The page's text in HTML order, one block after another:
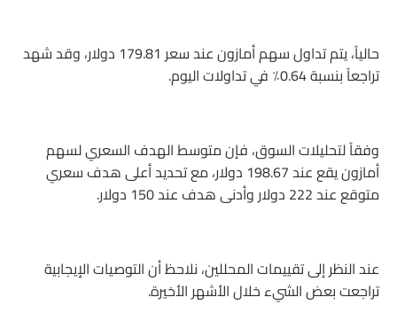
حالياً، يتم تداول سهم أمازون عند سعر 179.81 دولار، وقد شهد
تراجعاً بنسبة 0.64٪ في تداولات اليوم.
وفقاً لتحليلات السوق، فإن متوسط الهدف السعري لسهم
أمازون يقع عند 198.67 دولار، مع تحديد أعلى هدف سعري
متوقع عند 222 دولار وأدنى هدف عند 150 دولار.
عند النظر إلى تقييمات المحللين، نلاحظ أن التوصيات الإيجابية
تراجعت بعض الشيء خلال الأشهر الأخيرة.